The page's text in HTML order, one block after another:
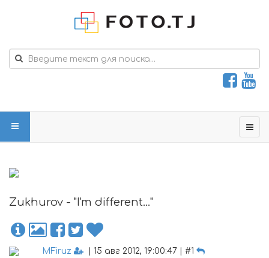
Zukhurov - "I'm different..."
MFiruz
| 15 авг 2012, 19:00:47 | #1